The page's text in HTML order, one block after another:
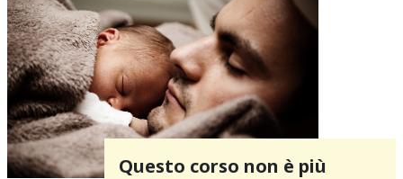
Questo corso non è più